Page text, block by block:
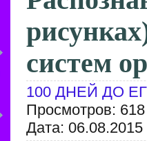
систем
100 ДНЕЙ ДО
Просмотров:
Дата: 06.08.2015